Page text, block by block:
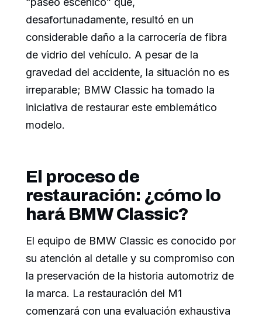
desafortunadamente, resultó en un
considerable daño a la carrocería de fibra
de vidrio del vehículo. A pesar de la
gravedad del accidente, la situación no es
irreparable; BMW Classic ha tomado la
iniciativa de restaurar este emblemático
modelo.
El proceso de
restauración: ¿cómo lo
hará BMW Classic?
El equipo de BMW Classic es conocido por
su atención al detalle y su compromiso con
la preservación de la historia automotriz de
la marca. La restauración del M1
comenzará con una evaluación exhaustiva